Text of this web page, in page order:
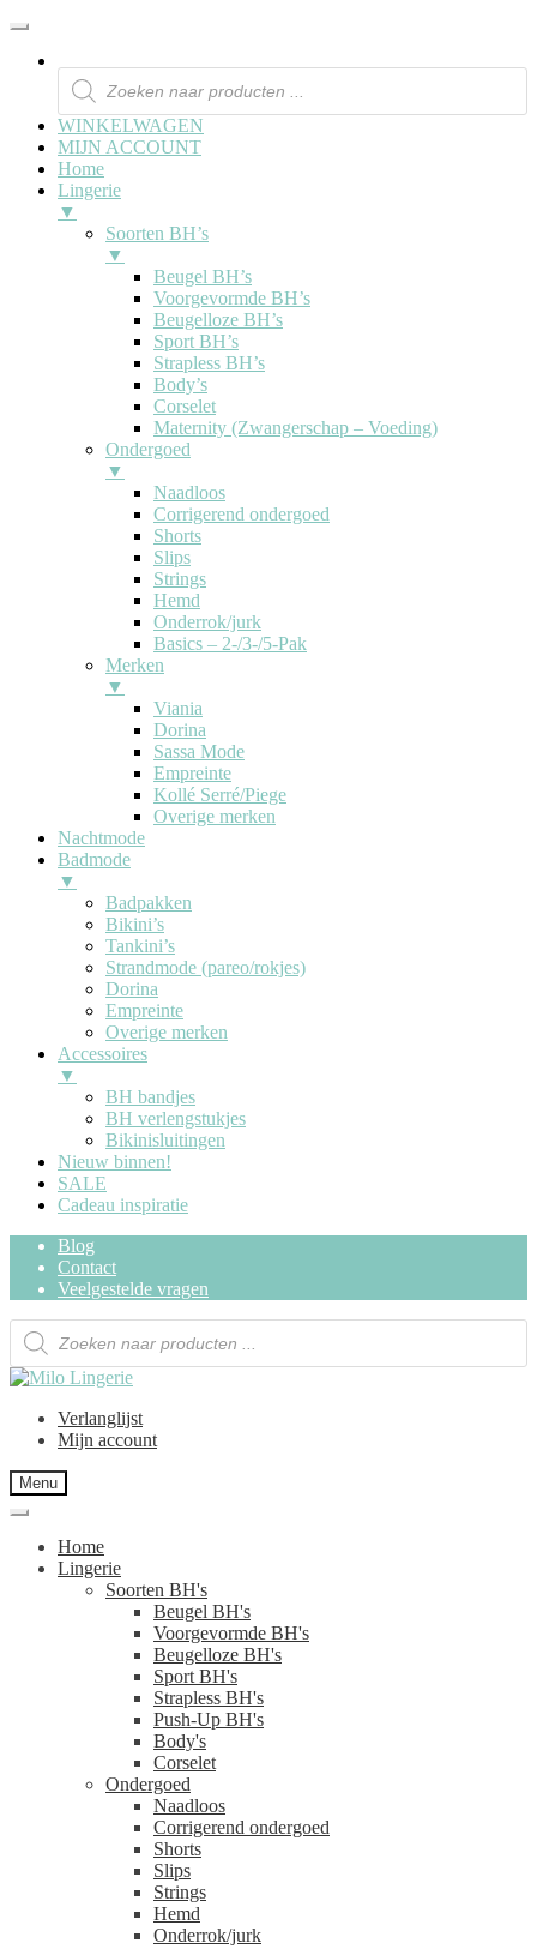
WINKELWAGEN
MIJN ACCOUNT
Home
Lingerie
▼
Soorten BH’s
▼
Beugel BH’s
Voorgevormde BH’s
Beugelloze BH’s
Sport BH’s
Strapless BH’s
Body’s
Corselet
Maternity (Zwangerschap – Voeding)
Ondergoed
▼
Naadloos
Corrigerend ondergoed
Shorts
Slips
Strings
Hemd
Onderrok/jurk
Basics – 2-/3-/5-Pak
Merken
▼
Viania
Dorina
Sassa Mode
Empreinte
Kollé Serré/Piege
Overige merken
Nachtmode
Badmode
▼
Badpakken
Bikini’s
Tankini’s
Strandmode (pareo/rokjes)
Dorina
Empreinte
Overige merken
Accessoires
▼
BH bandjes
BH verlengstukjes
Bikinisluitingen
Nieuw binnen!
SALE
Cadeau inspiratie
Blog
Contact
Veelgestelde vragen
Verlanglijst
Mijn account
Menu
Home
Lingerie
Soorten BH's
Beugel BH's
Voorgevormde BH's
Beugelloze BH's
Sport BH's
Strapless BH's
Push-Up BH's
Body's
Corselet
Ondergoed
Naadloos
Corrigerend ondergoed
Shorts
Slips
Strings
Hemd
Onderrok/jurk